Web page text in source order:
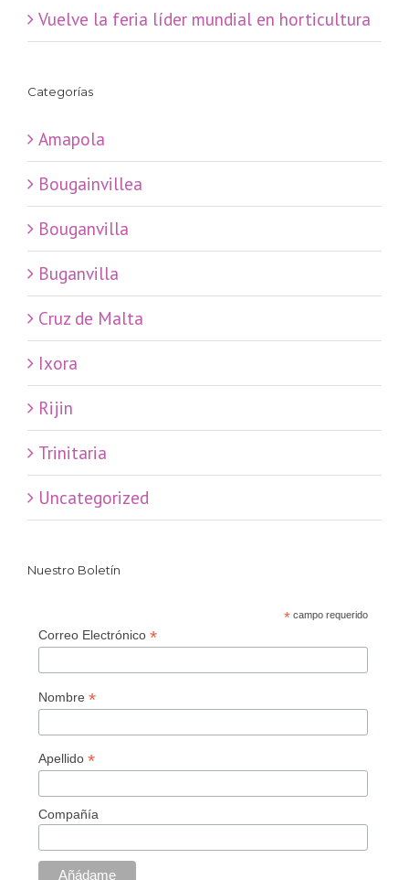
Vuelve la feria líder mundial en horticultura
Categorías
Amapola
Bougainvillea
Bouganvilla
Buganvilla
Cruz de Malta
Ixora
Rijin
Trinitaria
Uncategorized
Nuestro Boletín
*campo requerido
Correo Electrónico *
Nombre *
Apellido *
Compañía